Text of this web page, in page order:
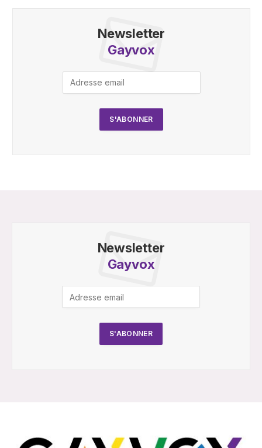
Newsletter
Gayvox
Newsletter
Gayvox